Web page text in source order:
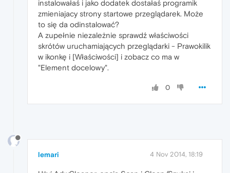
instalowałaś i jako dodatek dostałaś programik
zmieniajacy strony startowe przeglądarek. Może
to się da odinstalować?
A zupełnie niezależnie sprawdź właściwości
skrótów uruchamiających przeglądarki - Prawokilik
w ikonkę i [Właściwości] i zobacz co ma w
"Element docelowy".
0
lemari 4 Nov 2014, 18:19